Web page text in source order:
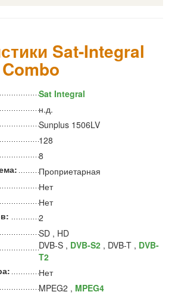
Sat-Integral
Sat Integral
н.д.
Sunplus 1506LV
128
8
Проприетарная
Нет
Нет
2
SD , HD
DVB-S , DVB-S2 , DVB-T , DVB-
T2
Нет
MPEG2 , MPEG4